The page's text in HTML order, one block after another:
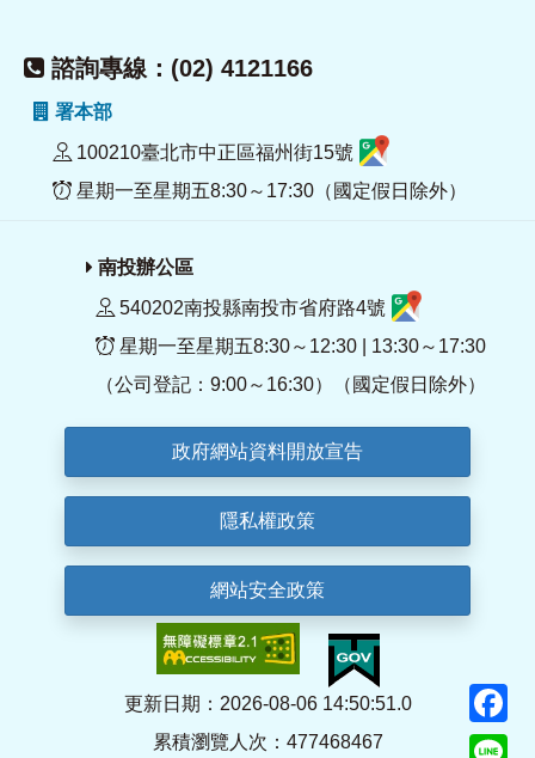
諮詢專線：(02) 4121166
署本部
100210臺北市中正區福州街15號
星期一至星期五8:30～17:30（國定假日除外）
南投辦公區
540202南投縣南投市省府路4號
星期一至星期五8:30～12:30 | 13:30～17:30
（公司登記：9:00～16:30）（國定假日除外）
政府網站資料開放宣告
隱私權政策
網站安全政策
更新日期：2026-08-06 14:50:51.0
累積瀏覽人次：477468467